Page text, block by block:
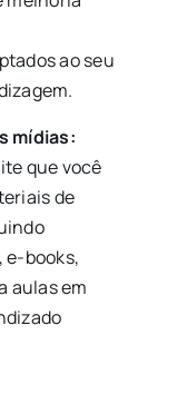
ao seu
mídias:
que você
de
e-books,
aulas em